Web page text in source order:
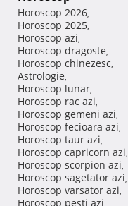
Horoscop 2026,
Horoscop 2025,
Horoscop azi,
Horoscop dragoste,
Horoscop chinezesc,
Astrologie,
Horoscop lunar,
Horoscop rac azi,
Horoscop gemeni azi,
Horoscop fecioara azi,
Horoscop taur azi,
Horoscop capricorn azi,
Horoscop scorpion azi,
Horoscop sagetator azi,
Horoscop varsator azi,
Horoscop pesti azi